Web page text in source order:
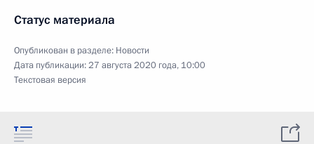
Статус материала
Опубликован в разделе: Новости
Дата публикации:27 августа 2020 года, 10:00
Текстовая версия